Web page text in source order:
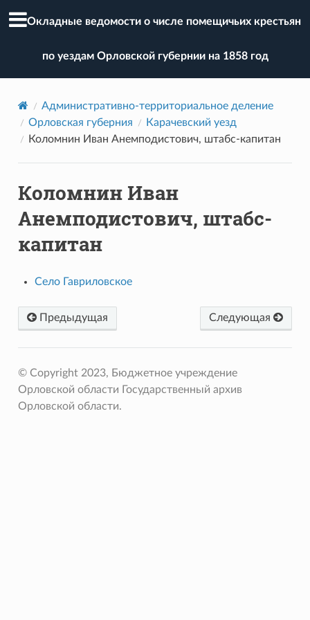
Окладные ведомости о числе помещичьих крестьян
по уездам Орловской губернии на 1858 год
Административно-территориальное деление
Орловская губерния
Карачевский уезд
Коломнин Иван Анемподистович, штабс-капитан
Коломнин Иван
Анемподистович, штабс-
капитан
Село Гавриловское
Предыдущая Следующая
© Copyright 2023, Бюджетное учреждение
Орловской области Государственный архив
Орловской области.